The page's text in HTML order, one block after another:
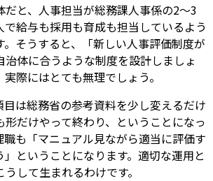
だと、人事担当が総務課人事係の2～3
給与も採用も育成も担当しているよう
そうすると、「新しい人事評価制度が
体に合うような制度を設計しましょ
際にはとても無理でしょう。
目は総務省の参考資料を少し変えるだけ
形だけやって終わり、ということになっ
職も「マニュアル見ながら適当に評価す
ということになります。適切な運用と
して生まれるわけです。